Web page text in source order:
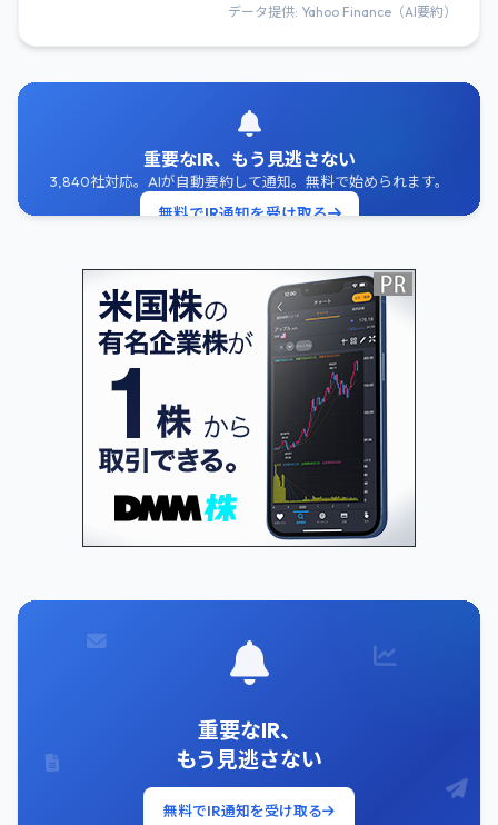
データ提供: Yahoo Finance（AI要約）
重要なIR、もう見逃さない
3,840社対応。AIが自動要約して通知。無料で始められます。
無料でIR通知を受け取る
重要なIR、
もう見逃さない
無料でIR通知を受け取る